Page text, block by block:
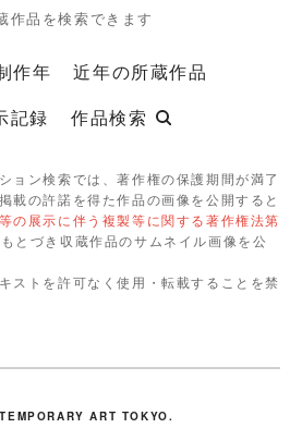
作品を検索できます
作年
近年の所蔵作品
記録 作品検索
ョン検索では、著作権の保護期間が満了
載の許諾を得た作品の画像を公開すると
の展示に伴う複製等に関する著作権法第
もとづき収蔵作品のサムネイル画像を公
ストを許可なく使用・転載することを禁
ART TOKYO.